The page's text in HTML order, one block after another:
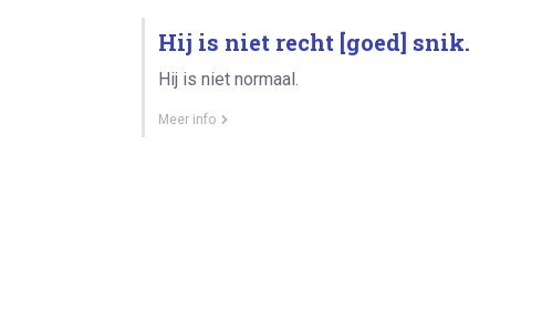
Hij is niet recht [goed] snik.
Hij is niet normaal.
Meer info